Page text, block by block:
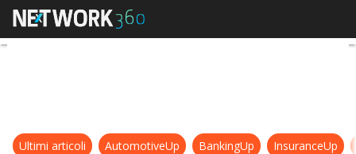
Michele Cipullo (Targa
Ultimi articoli AutomotiveUp BankingUp InsuranceUp